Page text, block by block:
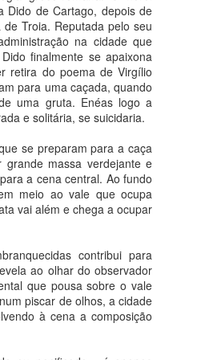
Dido de Cartago, depois de
Troia. Reputada pelo seu
na cidade que
finalmente se apaixona
retira do poema de Virgílio
para uma caçada, quando
uma gruta. Enéas logo a
e solitária, se suicidaria.
se preparam para a caça
grande massa verdejante e
a cena central. Ao fundo
meio ao vale que ocupa
vai além e chega a ocupar
contribui para
ao olhar do observador
que pousa sobre o vale
piscar de olhos, a cidade
à cena a composição
pelos sete mares nas asas
em terras e culturas tão
tempo, tão próximas do que já